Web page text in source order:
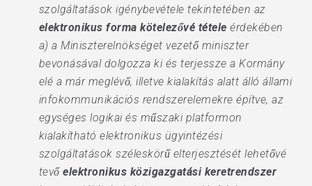
szolgáltatások igénybevétele tekintetében az
elektronikus forma kötelezővé tétele érdekében
a) a Miniszterelnökséget vezető miniszter
bevonásával dolgozza ki és terjessze a Kormány
elé a már meglévő, illetve kialakítás alatt álló állami
infokommunikációs rendszerelemekre építve, az
egységes logikai és műszaki platformon
kialakítható elektronikus ügyintézési
szolgáltatások széleskörű elterjesztését lehetővé
tevőelektronikus közigazgatási keretrendszer